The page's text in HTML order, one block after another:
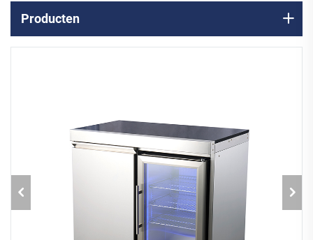
Producten